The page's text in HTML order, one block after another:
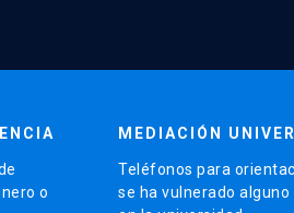
o
MEDIACIÓN
Teléfonos para
se ha vulnerado